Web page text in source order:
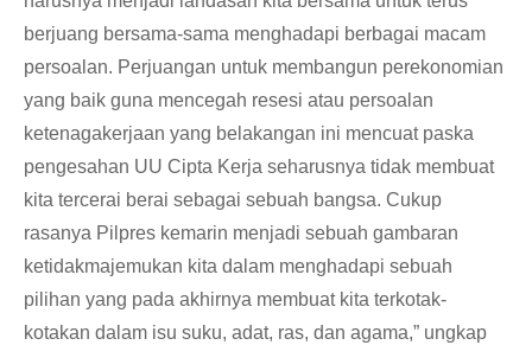
berjuang bersama-sama menghadapi berbagai macam
persoalan. Perjuangan untuk membangun perekonomian
yang baik guna mencegah resesi atau persoalan
ketenagakerjaan yang belakangan ini mencuat paska
pengesahan UU Cipta Kerja seharusnya tidak membuat
kita tercerai berai sebagai sebuah bangsa. Cukup
rasanya Pilpres kemarin menjadi sebuah gambaran
ketidakmajemukan kita dalam menghadapi sebuah
pilihan yang pada akhirnya membuat kita terkotak-
kotakan dalam isu suku, adat, ras, dan agama,” ungkap